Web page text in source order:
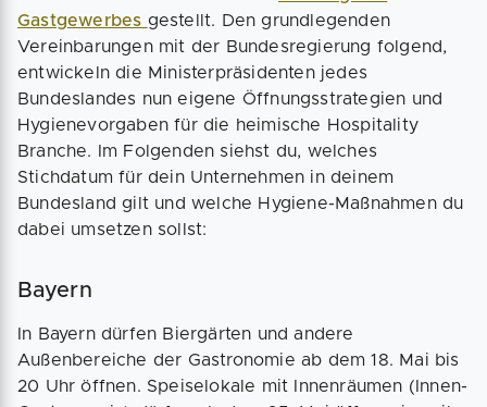
Gastgewerbes gestellt. Den grundlegenden
Vereinbarungen mit der Bundesregierung folgend,
entwickeln die Ministerpräsidenten jedes
Bundeslandes nun eigene Öffnungsstrategien und
Hygienevorgaben für die heimische Hospitality
Branche. Im Folgenden siehst du, welches
Stichdatum für dein Unternehmen in deinem
Bundesland gilt und welche Hygiene-Maßnahmen du
dabei umsetzen sollst:
Bayern
In Bayern dürfen Biergärten und andere
Außenbereiche der Gastronomie ab dem 18. Mai bis
20 Uhr öffnen. Speiselokale mit Innenräumen (Innen-